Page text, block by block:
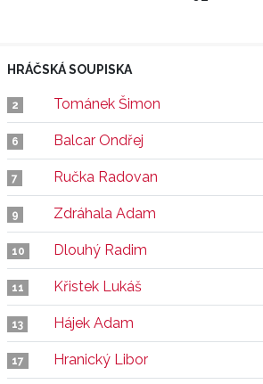
HRÁČSKÁ SOUPISKA
2 Tománek Šimon
6 Balcar Ondřej
7 Ručka Radovan
9 Zdráhala Adam
10 Dlouhý Radim
11 Křistek Lukáš
13 Hájek Adam
17 Hranický Libor